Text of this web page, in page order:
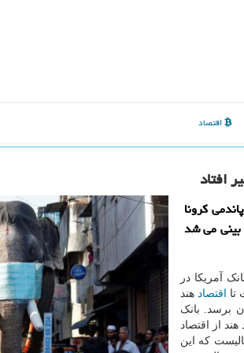
اقتصاد
افتاد
کرونا
می شد
آمریکا در
تا
اقتصاد هند
برسد. بانک
هند از اقتصاد
که این